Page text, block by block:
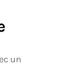
un